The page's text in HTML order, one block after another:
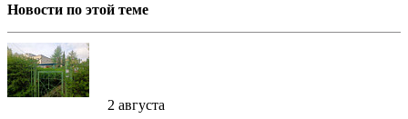
Новости по этой теме
2 августа